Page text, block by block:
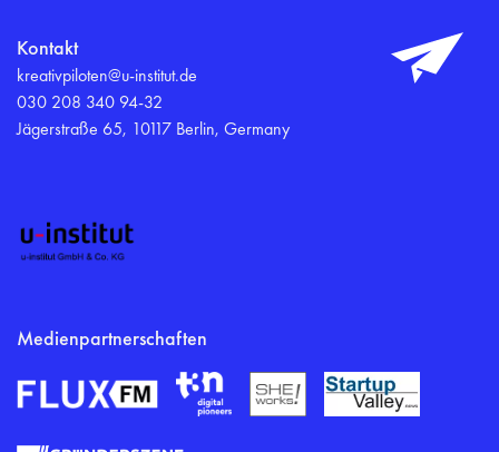
Kontakt
kreativpiloten@u-institut.de
030 208 340 94-32
Jägerstraße 65, 10117 Berlin, Germany
Medienpartnerschaften